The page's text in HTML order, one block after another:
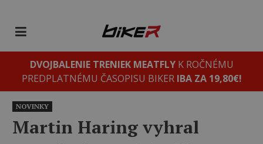
DVOJBALENIE TRENIEK MEATFLYK ROČNÉMU
PREDPLATNÉMU ČASOPISU BIKER IBA ZA 19,80€!
NOVINKY
Martin Haring vyhral